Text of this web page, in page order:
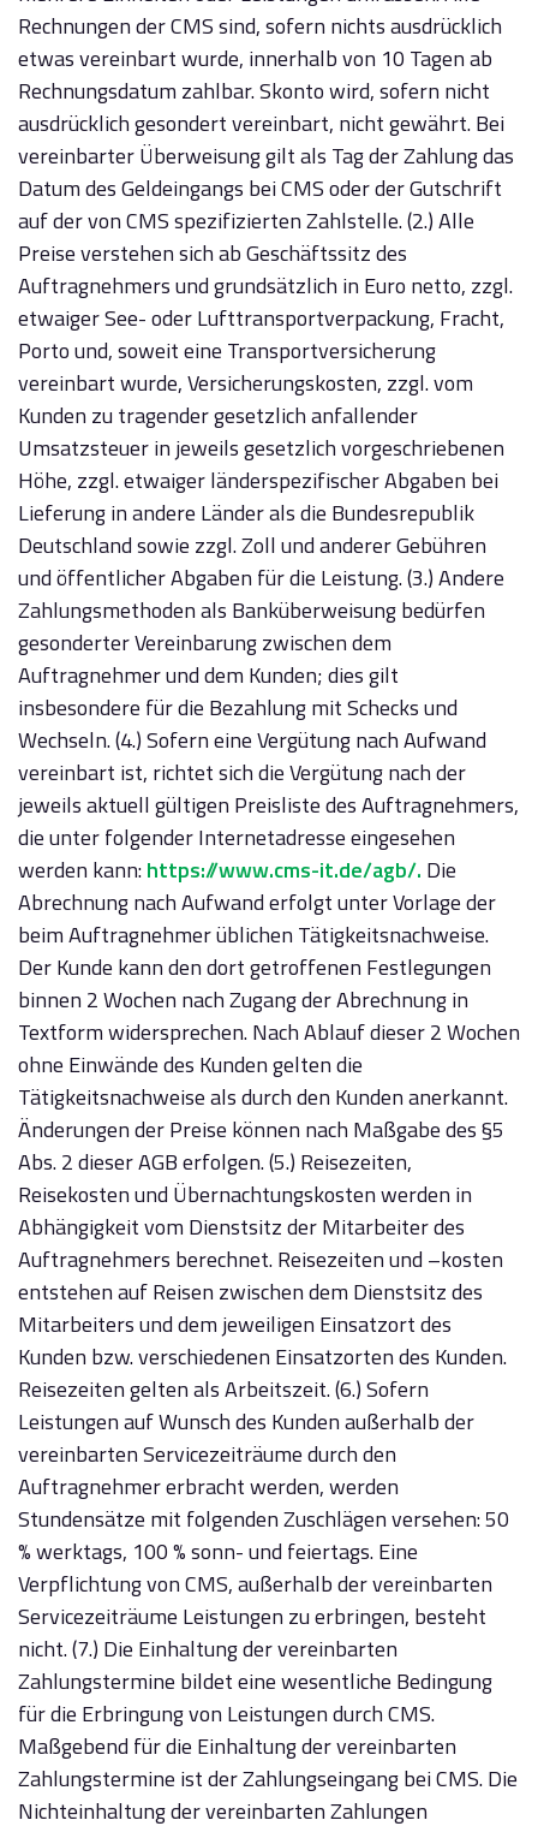
Rechnungen der CMS sind, sofern nichts ausdrücklich
etwas vereinbart wurde, innerhalb von 10 Tagen ab
Rechnungsdatum zahlbar. Skonto wird, sofern nicht
ausdrücklich gesondert vereinbart, nicht gewährt. Bei
vereinbarter Überweisung gilt als Tag der Zahlung das
Datum des Geldeingangs bei CMS oder der Gutschrift
auf der von CMS spezifizierten Zahlstelle. (2.) Alle
Preise verstehen sich ab Geschäftssitz des
Auftragnehmers und grundsätzlich in Euro netto, zzgl.
etwaiger See- oder Lufttransportverpackung, Fracht,
Porto und, soweit eine Transportversicherung
vereinbart wurde, Versicherungskosten, zzgl. vom
Kunden zu tragender gesetzlich anfallender
Umsatzsteuer in jeweils gesetzlich vorgeschriebenen
Höhe, zzgl. etwaiger länderspezifischer Abgaben bei
Lieferung in andere Länder als die Bundesrepublik
Deutschland sowie zzgl. Zoll und anderer Gebühren
und öffentlicher Abgaben für die Leistung. (3.) Andere
Zahlungsmethoden als Banküberweisung bedürfen
gesonderter Vereinbarung zwischen dem
Auftragnehmer und dem Kunden; dies gilt
insbesondere für die Bezahlung mit Schecks und
Wechseln. (4.) Sofern eine Vergütung nach Aufwand
vereinbart ist, richtet sich die Vergütung nach der
jeweils aktuell gültigen Preisliste des Auftragnehmers,
die unter folgender Internetadresse eingesehen
werden kann:https://www.cms-it.de/agb/. Die
Abrechnung nach Aufwand erfolgt unter Vorlage der
beim Auftragnehmer üblichen Tätigkeitsnachweise.
Der Kunde kann den dort getroffenen Festlegungen
binnen 2 Wochen nach Zugang der Abrechnung in
Textform widersprechen. Nach Ablauf dieser 2 Wochen
ohne Einwände des Kunden gelten die
Tätigkeitsnachweise als durch den Kunden anerkannt.
Änderungen der Preise können nach Maßgabe des §5
Abs. 2 dieser AGB erfolgen. (5.) Reisezeiten,
Reisekosten und Übernachtungskosten werden in
Abhängigkeit vom Dienstsitz der Mitarbeiter des
Auftragnehmers berechnet. Reisezeiten und –kosten
entstehen auf Reisen zwischen dem Dienstsitz des
Mitarbeiters und dem jeweiligen Einsatzort des
Kunden bzw. verschiedenen Einsatzorten des Kunden.
Reisezeiten gelten als Arbeitszeit. (6.) Sofern
Leistungen auf Wunsch des Kunden außerhalb der
vereinbarten Servicezeiträume durch den
Auftragnehmer erbracht werden, werden
Stundensätze mit folgenden Zuschlägen versehen: 50
% werktags, 100 % sonn- und feiertags. Eine
Verpflichtung von CMS, außerhalb der vereinbarten
Servicezeiträume Leistungen zu erbringen, besteht
nicht. (7.) Die Einhaltung der vereinbarten
Zahlungstermine bildet eine wesentliche Bedingung
für die Erbringung von Leistungen durch CMS.
Maßgebend für die Einhaltung der vereinbarten
Zahlungstermine ist der Zahlungseingang bei CMS. Die
Nichteinhaltung der vereinbarten Zahlungen